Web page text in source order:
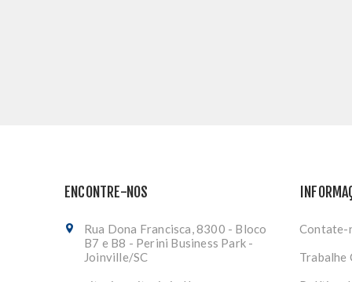
ENCONTRE-NOS
Rua Dona Francisca, 8300 - Bloco
B7 e B8 - Perini Business Park -
Joinville/SC
Contate-
Trabalhe